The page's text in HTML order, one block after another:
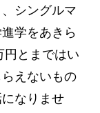
シングルマ
学をあきら
とまではい
えないもの
なりませ